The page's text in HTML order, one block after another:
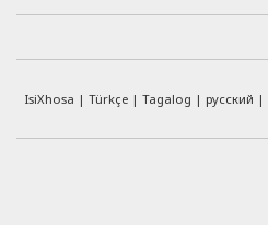
русский
Tagalog
Türkçe
IsiXhosa